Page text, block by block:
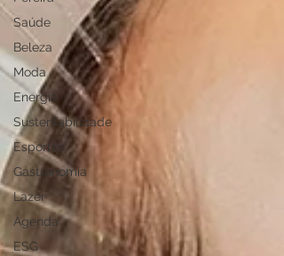
Saúde
Beleza
Moda
Energia
Sustentabilidade
Esportes
Gastronomia
Lazer
Agenda
ESG